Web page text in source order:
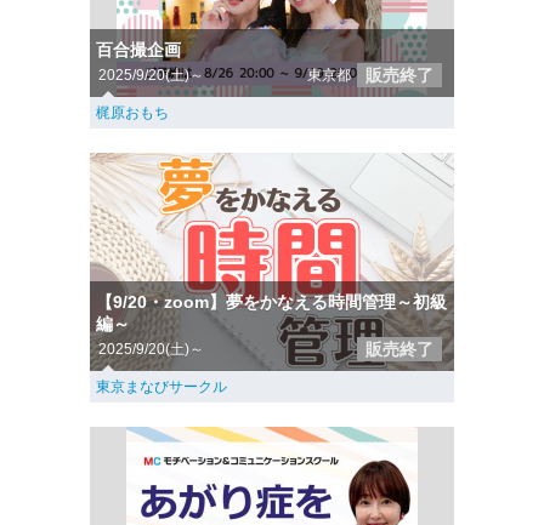
百合撮企画
2025/9/20(土)～ 東京都 販売終了
梶原おもち
【9/20・zoom】夢をかなえる時間管理～初級
編～
2025/9/20(土)～ 販売終了
東京まなびサークル